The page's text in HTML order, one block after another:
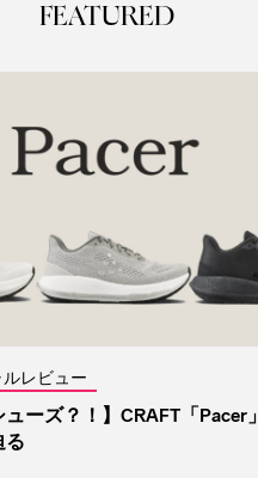
FEATURED
レビュー
ューズ？！】CRAFT「Pacer」
る